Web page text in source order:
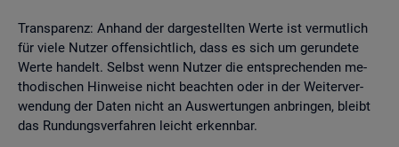
Trans­pa­renz: An­hand der dar­ge­stell­ten Werte ist ver­mut­lich
für viele Nut­zer of­fen­sicht­lich, dass es sich um ge­run­de­te
Werte han­delt. Selbst wenn Nut­zer die ent­spre­chen­den me­
tho­di­schen Hin­wei­se nicht be­ach­ten oder in der Wei­ter­ver­
wen­dung der Daten nicht an Aus­wer­tun­gen an­brin­gen, bleibt
das Run­dungs­ver­fah­ren leicht er­kenn­bar.